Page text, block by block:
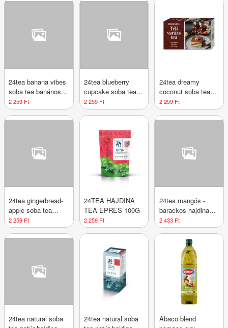
24tea banana vibes
soba tea banános
hajdina tea 100 g
2 259 Ft
24tea blueberry
cupcake soba tea
áfonyás hajdina tea
100 g
2 259 Ft
24tea dreamy
coconut soba tea
kókuszos hajdina
tea 100 g
2 259 Ft
24tea gingerbread-
apple soba tea
alma-mézeskalács
hajdina tea 100 g
2 259 Ft
24TEA HAJDINA
TEA EPRES 100G
2 259 Ft
24tea mangós -
barackos hajdina
tea 100 g
2 433 Ft
24tea natural soba
24tea natural soba
Abaco blend